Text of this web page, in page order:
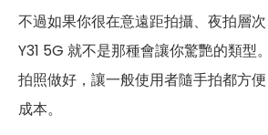
不過如果你很在意遠距拍攝、夜拍層次
Y31 5G 就不是那種會讓你驚艷的類型
拍照做好，讓一般使用者隨手拍都方
成本。